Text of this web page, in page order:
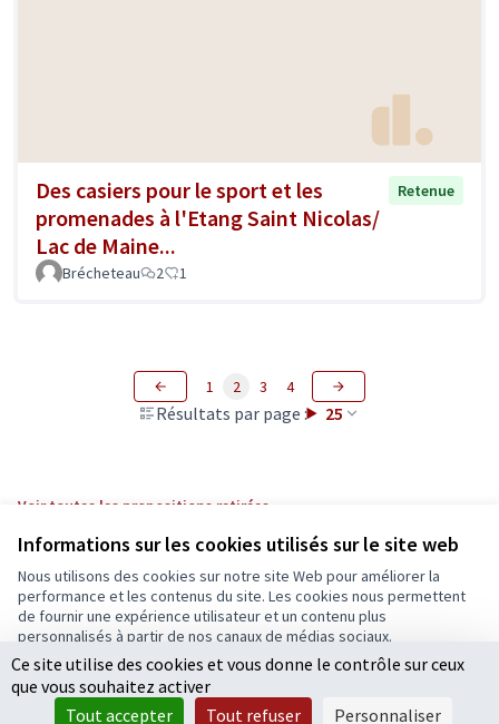
Informations sur les cookies utilisés sur le site web
Nous utilisons des cookies sur notre site Web pour améliorer la
performance et les contenus du site. Les cookies nous permettent
de fournir une expérience utilisateur et un contenu plus
personnalisés à partir de nos canaux de médias sociaux.
Tout accepter
Accepter seulement les cookies essentiels
Des casiers pour le sport et les
promenades à l'Etang Saint Nicolas/
Lac de Maine...
Retenue
Brécheteau 2 1
Résultats par page : 25
1 2 3 4
Voir toutes les propositions retirées
Conditions d'utilisation
Paramètres des cookies
Ecrivons Angers sur X
(Lien externe)
Ecrivons Angers sur Facebook
(Lien externe)
Ce site utilise des cookies et vous donne le contrôle sur ceux
que vous souhaitez activer
Tout accepter
Tout refuser Personnaliser